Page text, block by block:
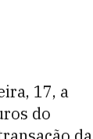
17, a
do